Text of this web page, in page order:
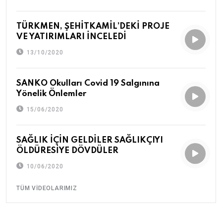
TÜRKMEN, ŞEHİTKAMİL’DEKİ PROJE
VE YATIRIMLARI İNCELEDİ
13/10/2020
SANKO Okulları Covid 19 Salgınına
Yönelik Önlemler
15/06/2020
SAĞLIK İÇİN GELDİLER SAĞLIKÇIYI
ÖLDÜRESİYE DÖVDÜLER
10/06/2020
TÜM VIDEOLARIMIZ